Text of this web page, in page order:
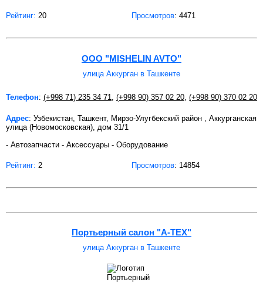
Рейтинг: 20 Просмотров: 4471
ООО "MISHELIN AVTO"
улица Аккурган в Ташкенте
Телефон: (+998 71) 235 34 71 (+998 90) 357 02 20 (+998 90) 370 02 20
Адрес: Узбекистан, Ташкент, Мирзо-Улугбекский район , Аккурганская
улица (Новомосковская), дом 31/1
- Автозапчасти - Аксессуары - Оборудование
Рейтинг: 2 Просмотров: 14854
Портьерный салон "A-TEX"
улица Аккурган в Ташкенте